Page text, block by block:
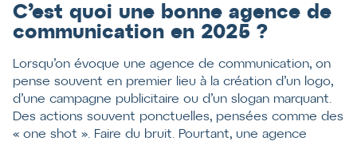
C’est quoi une bonne agence de
communication en 2025 ?
Lorsqu’on évoque une agence de communication, on
pense souvent en premier lieu à la création d’un logo,
d’une campagne publicitaire ou d’un slogan marquant.
Des actions souvent ponctuelles, pensées comme des
« one shot ». Faire du bruit. Pourtant, une agence